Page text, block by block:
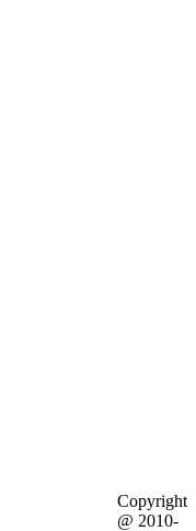
Copyright
@ 2010-